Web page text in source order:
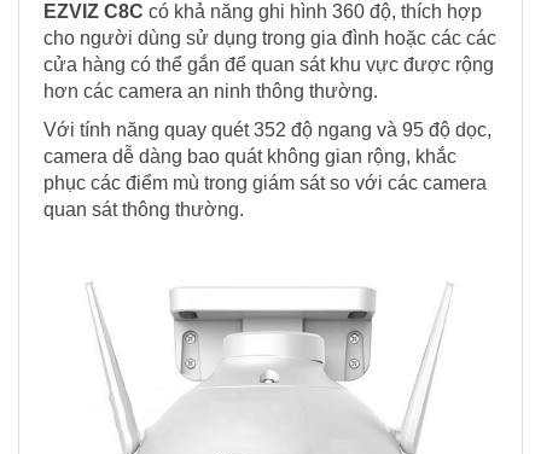
EZVIZ C8C có khả năng ghi hình 360 độ, thích hợp
cho người dùng sử dụng trong gia đình hoặc các các
cửa hàng có thể gắn để quan sát khu vực được rộng
hơn các camera an ninh thông thường.
Với tính năng quay quét 352 độ ngang và 95 độ dọc,
camera dễ dàng bao quát không gian rộng, khắc
phục các điểm mù trong giám sát so với các camera
quan sát thông thường.